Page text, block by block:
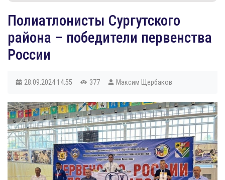
Полиатлонисты Сургутского
района – победители первенства
России
28.09.2024 14:55 377 Максим Щербаков